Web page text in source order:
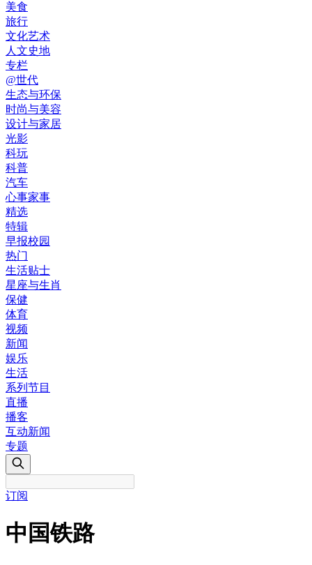
美食
旅行
文化艺术
人文史地
专栏
@世代
生态与环保
时尚与美容
设计与家居
光影
科玩
科普
汽车
心事家事
精选
特辑
早报校园
热门
生活贴士
星座与生肖
保健
体育
视频
新闻
娱乐
生活
系列节目
直播
播客
互动新闻
专题
订阅
中国铁路